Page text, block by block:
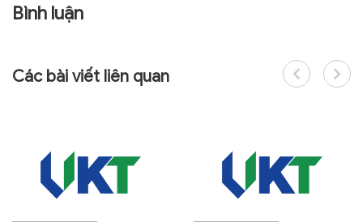
Bình luận
Các bài viết liên quan